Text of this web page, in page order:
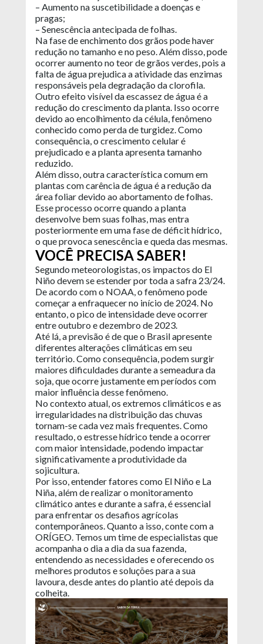
– Aumento na suscetibilidade a doenças e
pragas;
– Senescência antecipada de folhas.
Na fase de enchimento dos grãos pode haver
redução no tamanho e no peso. Além disso, pode
ocorrer aumento no teor de grãos verdes, pois a
falta de água prejudica a atividade das enzimas
responsáveis pela degradação da clorofila.
Outro efeito visível da escassez de água é a
redução do crescimento da planta. Isso ocorre
devido ao encolhimento da célula, fenômeno
conhecido como perda de turgidez. Como
consequência, o crescimento celular é
prejudicado e a planta apresenta tamanho
reduzido.
Além disso, outra característica comum em
plantas com carência de água é a redução da
área foliar devido ao abortamento de folhas.
Esse processo ocorre quando a planta
desenvolve bem suas folhas, mas entra
posteriormente em uma fase de déficit hídrico,
o que provoca senescência e queda das mesmas.
VOCÊ PRECISA SABER!
Segundo meteorologistas, os impactos do El
Niño devem se estender por toda a safra 23/24.
De acordo com o NOAA, o fenômeno pode
começar a enfraquecer no início de 2024. No
entanto, o pico de intensidade deve ocorrer
entre outubro e dezembro de 2023.
Até lá, a previsão é de que o Brasil apresente
diferentes alterações climáticas em seu
território. Como consequência, podem surgir
maiores dificuldades durante a semeadura da
soja, que ocorre justamente em períodos com
maior influência desse fenômeno.
No contexto atual, os extremos climáticos e as
irregularidades na distribuição das chuvas
tornam-se cada vez mais frequentes. Como
resultado, o estresse hídrico tende a ocorrer
com maior intensidade, podendo impactar
significativamente a produtividade da
sojicultura.
Por isso, entender fatores como El Niño e La
Niña, além de realizar o monitoramento
climático antes e durante a safra, é essencial
para enfrentar os desafios agrícolas
contemporâneos. Quanto a isso, conte com a
ORÍGEO. Temos um time de especialistas que
acompanha o dia a dia da sua fazenda,
entendendo as necessidades e oferecendo os
melhores produtos e soluções para a sua
lavoura, desde antes do plantio até depois da
colheita.